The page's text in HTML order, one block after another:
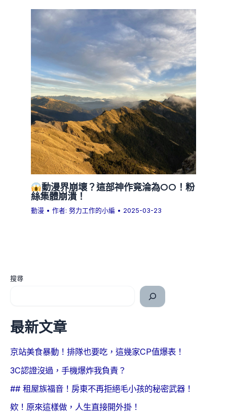
動漫界崩壞？這部神作竟淪為OO！粉
絲集體崩潰！
動漫 • 作者:努力工作的小編 • 2025-03-23
搜尋
最新文章
京站美食暴動！排隊也要吃，這幾家CP值爆表！
3C認證沒過，手機爆炸我負責？
## 租屋族福音！房東不再拒絕毛小孩的秘密武器！
欸！原來這樣做，人生直接開外掛！